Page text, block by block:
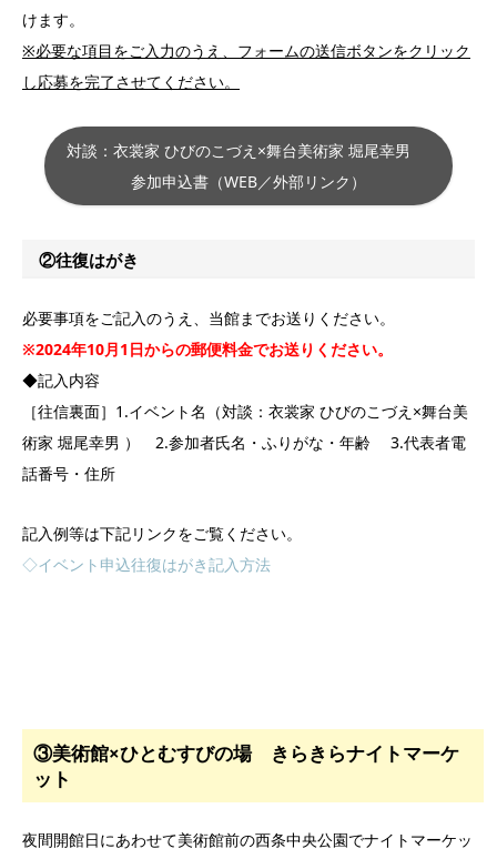
けます。
※必要な項目をご入力のうえ、フォームの送信ボタンをクリック
し応募を完了させてください。
対談：衣裳家 ひびのこづえ×舞台美術家 堀尾幸男
参加申込書（WEB／外部リンク）
②往復はがき
必要事項をご記入のうえ、当館までお送りください。
※2024年10月1日からの郵便料金でお送りください。
◆記入内容
［往信裏面］1.イベント名（対談：衣裳家 ひびのこづえ×舞台美
術家 堀尾幸男 ） 2.参加者氏名・ふりがな・年齢 3.代表者電
話番号・住所
記入例等は下記リンクをご覧ください。
◇イベント申込往復はがき記入方法
③美術館×ひとむすびの場 きらきらナイトマーケ
ット
夜間開館日にあわせて美術館前の西条中央公園でナイトマーケッ